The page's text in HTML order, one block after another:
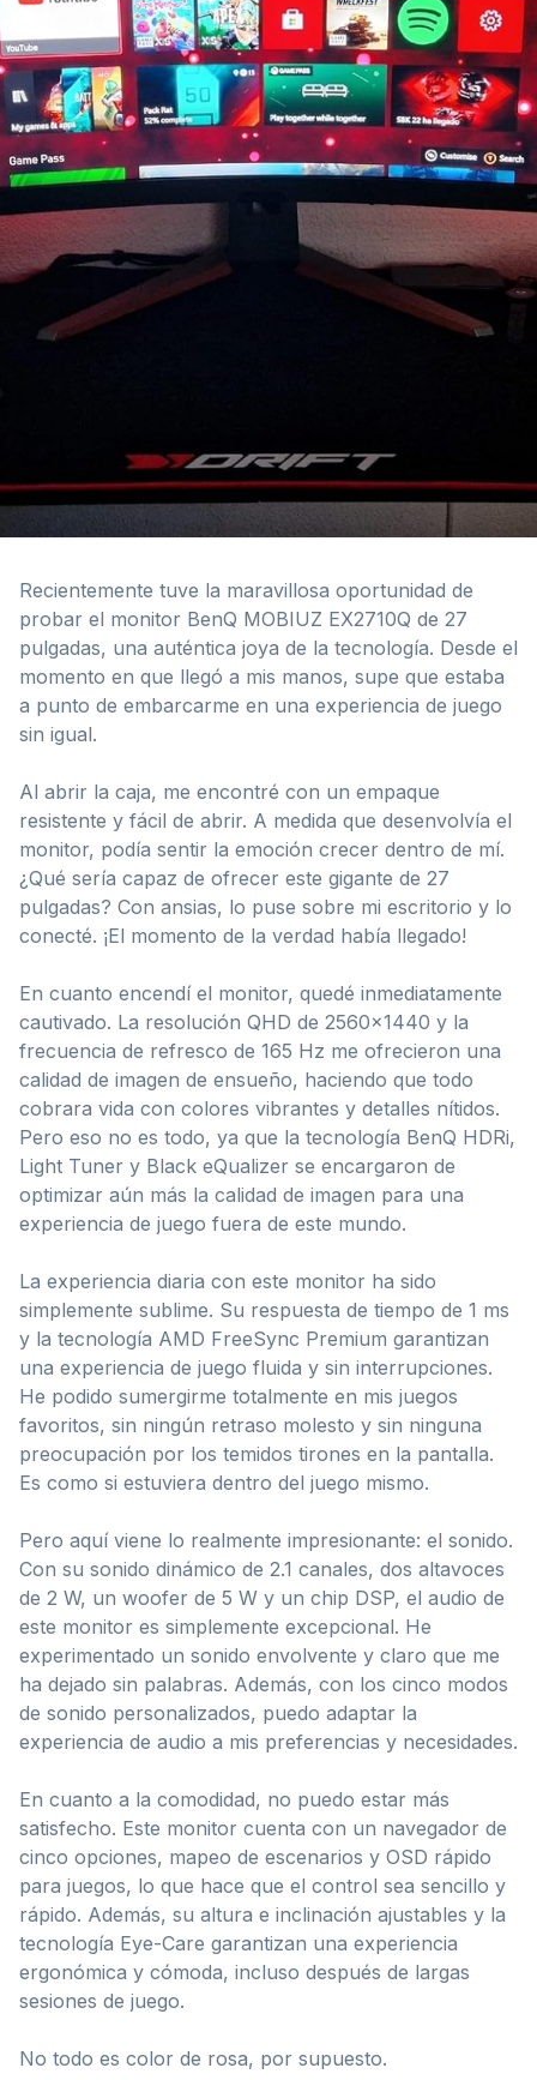
Recientemente tuve la maravillosa oportunidad de
probar el monitor BenQ MOBIUZ EX2710Q de 27
pulgadas, una auténtica joya de la tecnología. Desde el
momento en que llegó a mis manos, supe que estaba
a punto de embarcarme en una experiencia de juego
sin igual.
Al abrir la caja, me encontré con un empaque
resistente y fácil de abrir. A medida que desenvolvía el
monitor, podía sentir la emoción crecer dentro de mí.
¿Qué sería capaz de ofrecer este gigante de 27
pulgadas? Con ansias, lo puse sobre mi escritorio y lo
conecté. ¡El momento de la verdad había llegado!
En cuanto encendí el monitor, quedé inmediatamente
cautivado. La resolución QHD de 2560×1440 y la
frecuencia de refresco de 165 Hz me ofrecieron una
calidad de imagen de ensueño, haciendo que todo
cobrara vida con colores vibrantes y detalles nítidos.
Pero eso no es todo, ya que la tecnología BenQ HDRi,
Light Tuner y Black eQualizer se encargaron de
optimizar aún más la calidad de imagen para una
experiencia de juego fuera de este mundo.
La experiencia diaria con este monitor ha sido
simplemente sublime. Su respuesta de tiempo de 1 ms
y la tecnología AMD FreeSync Premium garantizan
una experiencia de juego fluida y sin interrupciones.
He podido sumergirme totalmente en mis juegos
favoritos, sin ningún retraso molesto y sin ninguna
preocupación por los temidos tirones en la pantalla.
Es como si estuviera dentro del juego mismo.
Pero aquí viene lo realmente impresionante: el sonido.
Con su sonido dinámico de 2.1 canales, dos altavoces
de 2 W, un woofer de 5 W y un chip DSP, el audio de
este monitor es simplemente excepcional. He
experimentado un sonido envolvente y claro que me
ha dejado sin palabras. Además, con los cinco modos
de sonido personalizados, puedo adaptar la
experiencia de audio a mis preferencias y necesidades.
En cuanto a la comodidad, no puedo estar más
satisfecho. Este monitor cuenta con un navegador de
cinco opciones, mapeo de escenarios y OSD rápido
para juegos, lo que hace que el control sea sencillo y
rápido. Además, su altura e inclinación ajustables y la
tecnología Eye-Care garantizan una experiencia
ergonómica y cómoda, incluso después de largas
sesiones de juego.
No todo es color de rosa, por supuesto.